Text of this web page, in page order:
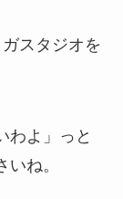
スタジオを
わよ」っと
ね。